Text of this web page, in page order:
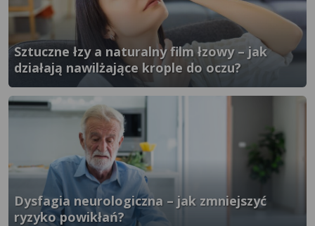
}" />
Sztuczne łzy a naturalny film łzowy – jak
działają nawilżające krople do oczu?
Dysfagia neurologiczna – jak zmniejszyć
ryzyko powikłań?